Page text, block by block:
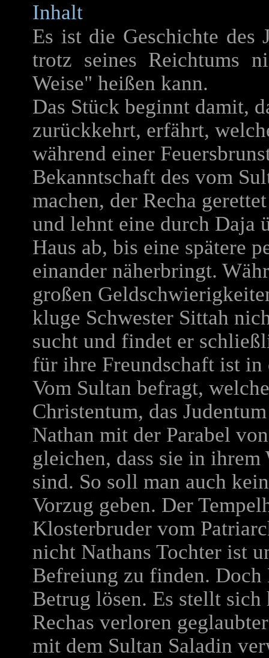
Inhalt
Es ist die Geschichte des
trotz seines Reichtums
Weise" heißen kann.
Das Stück beginnt damit,
zurückkehrt, erfährt,
während einer
Bekanntschaft des vom
machen, der Recha
und lehnt eine durch Daja
Haus ab, bis eine spätere
einander näherbringt.
großen
kluge Schwester Sittah
sucht und findet er
für ihre Freundschaft ist
Vom Sultan befragt,
Christentum, das
Nathan mit der Parabel
gleichen, dass sie in
sind. So soll man auch
Vorzug geben. Der
Klosterbruder vom
nicht Nathans Tochter ist
Befreiung zu finden.
Betrug lösen. Es stellt sich
Rechas verloren
mit dem Sultan Saladin